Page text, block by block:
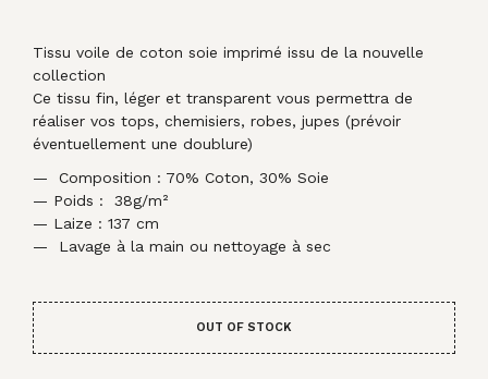
initial
était :
29,00€.
actuel
est :
12,00€.
Tissu voile de coton soie imprimé issu de la nouvelle
collection
Ce tissu fin, léger et transparent vous permettra de
réaliser vos tops, chemisiers, robes, jupes (prévoir
éventuellement une doublure)
— Composition : 70% Coton, 30% Soie
— Poids : 38g/m²
— Laize : 137 cm
— Lavage à la main ou nettoyage à sec
OUT OF STOCK